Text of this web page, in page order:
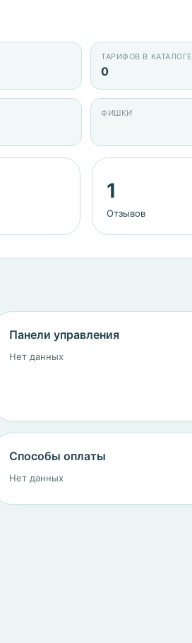
ТАРИФОВ В КАТАЛОГЕ
0
ФИШКИ
1
Отзывов
Панели управления
Нет данных
Способы оплаты
Нет данных